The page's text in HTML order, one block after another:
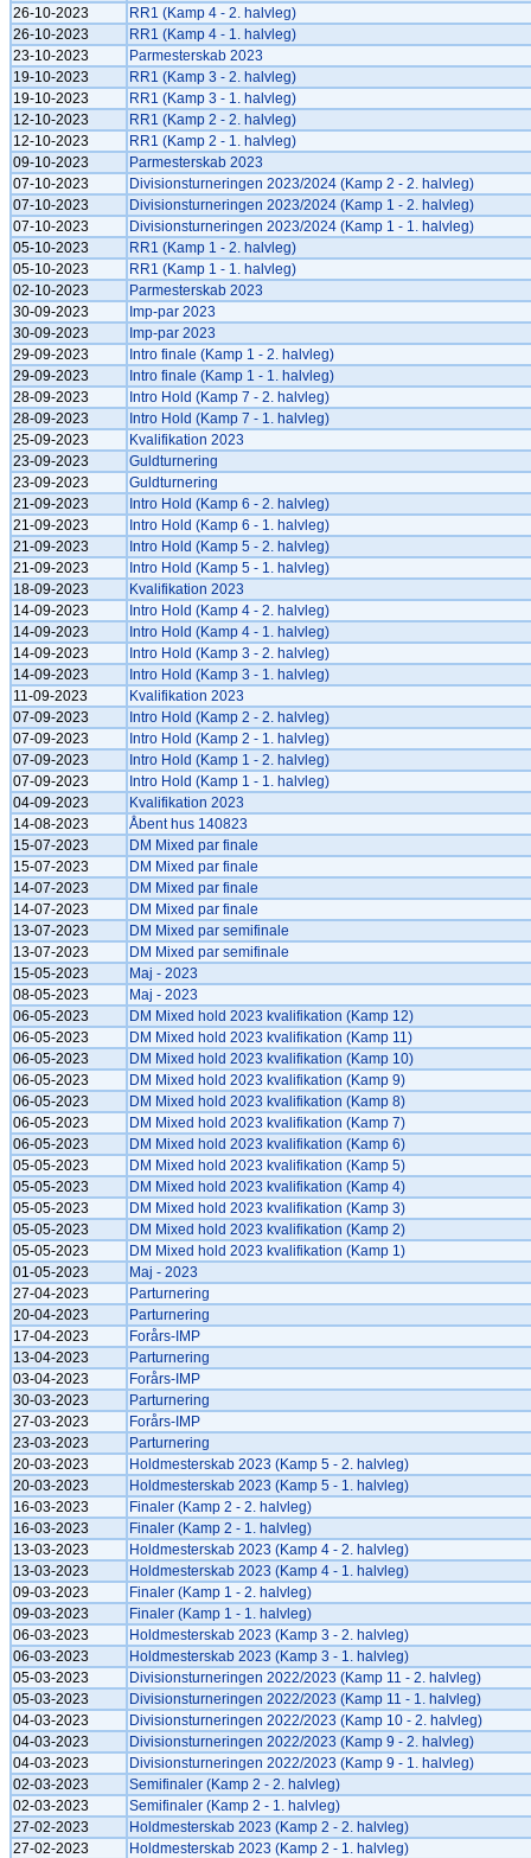
26-10-2023
RR1 (Kamp 4 - 2. halvleg)
26-10-2023
RR1 (Kamp 4 - 1. halvleg)
23-10-2023
Parmesterskab 2023
19-10-2023
RR1 (Kamp 3 - 2. halvleg)
19-10-2023
RR1 (Kamp 3 - 1. halvleg)
12-10-2023
RR1 (Kamp 2 - 2. halvleg)
12-10-2023
RR1 (Kamp 2 - 1. halvleg)
09-10-2023
Parmesterskab 2023
07-10-2023
Divisionsturneringen 2023/2024 (Kamp 2 - 2. halvleg)
07-10-2023
Divisionsturneringen 2023/2024 (Kamp 1 - 2. halvleg)
07-10-2023
Divisionsturneringen 2023/2024 (Kamp 1 - 1. halvleg)
05-10-2023
RR1 (Kamp 1 - 2. halvleg)
05-10-2023
RR1 (Kamp 1 - 1. halvleg)
02-10-2023
Parmesterskab 2023
30-09-2023
Imp-par 2023
30-09-2023
Imp-par 2023
29-09-2023
Intro finale (Kamp 1 - 2. halvleg)
29-09-2023
Intro finale (Kamp 1 - 1. halvleg)
28-09-2023
Intro Hold (Kamp 7 - 2. halvleg)
28-09-2023
Intro Hold (Kamp 7 - 1. halvleg)
25-09-2023
Kvalifikation 2023
23-09-2023
Guldturnering
23-09-2023
Guldturnering
21-09-2023
Intro Hold (Kamp 6 - 2. halvleg)
21-09-2023
Intro Hold (Kamp 6 - 1. halvleg)
21-09-2023
Intro Hold (Kamp 5 - 2. halvleg)
21-09-2023
Intro Hold (Kamp 5 - 1. halvleg)
18-09-2023
Kvalifikation 2023
14-09-2023
Intro Hold (Kamp 4 - 2. halvleg)
14-09-2023
Intro Hold (Kamp 4 - 1. halvleg)
14-09-2023
Intro Hold (Kamp 3 - 2. halvleg)
14-09-2023
Intro Hold (Kamp 3 - 1. halvleg)
11-09-2023
Kvalifikation 2023
07-09-2023
Intro Hold (Kamp 2 - 2. halvleg)
07-09-2023
Intro Hold (Kamp 2 - 1. halvleg)
07-09-2023
Intro Hold (Kamp 1 - 2. halvleg)
07-09-2023
Intro Hold (Kamp 1 - 1. halvleg)
04-09-2023
Kvalifikation 2023
14-08-2023
Åbent hus 140823
15-07-2023
DM Mixed par finale
15-07-2023
DM Mixed par finale
14-07-2023
DM Mixed par finale
14-07-2023
DM Mixed par finale
13-07-2023
DM Mixed par semifinale
13-07-2023
DM Mixed par semifinale
15-05-2023
Maj - 2023
08-05-2023
Maj - 2023
06-05-2023
DM Mixed hold 2023 kvalifikation (Kamp 12)
06-05-2023
DM Mixed hold 2023 kvalifikation (Kamp 11)
06-05-2023
DM Mixed hold 2023 kvalifikation (Kamp 10)
06-05-2023
DM Mixed hold 2023 kvalifikation (Kamp 9)
06-05-2023
DM Mixed hold 2023 kvalifikation (Kamp 8)
06-05-2023
DM Mixed hold 2023 kvalifikation (Kamp 7)
06-05-2023
DM Mixed hold 2023 kvalifikation (Kamp 6)
05-05-2023
DM Mixed hold 2023 kvalifikation (Kamp 5)
05-05-2023
DM Mixed hold 2023 kvalifikation (Kamp 4)
05-05-2023
DM Mixed hold 2023 kvalifikation (Kamp 3)
05-05-2023
DM Mixed hold 2023 kvalifikation (Kamp 2)
05-05-2023
DM Mixed hold 2023 kvalifikation (Kamp 1)
01-05-2023
Maj - 2023
27-04-2023
Parturnering
20-04-2023
Parturnering
17-04-2023
Forårs-IMP
13-04-2023
Parturnering
03-04-2023
Forårs-IMP
30-03-2023
Parturnering
27-03-2023
Forårs-IMP
23-03-2023
Parturnering
20-03-2023
Holdmesterskab 2023 (Kamp 5 - 2. halvleg)
20-03-2023
Holdmesterskab 2023 (Kamp 5 - 1. halvleg)
16-03-2023
Finaler (Kamp 2 - 2. halvleg)
16-03-2023
Finaler (Kamp 2 - 1. halvleg)
13-03-2023
Holdmesterskab 2023 (Kamp 4 - 2. halvleg)
13-03-2023
Holdmesterskab 2023 (Kamp 4 - 1. halvleg)
09-03-2023
Finaler (Kamp 1 - 2. halvleg)
09-03-2023
Finaler (Kamp 1 - 1. halvleg)
06-03-2023
Holdmesterskab 2023 (Kamp 3 - 2. halvleg)
06-03-2023
Holdmesterskab 2023 (Kamp 3 - 1. halvleg)
05-03-2023
Divisionsturneringen 2022/2023 (Kamp 11 - 2. halvleg)
05-03-2023
Divisionsturneringen 2022/2023 (Kamp 11 - 1. halvleg)
04-03-2023
Divisionsturneringen 2022/2023 (Kamp 10 - 2. halvleg)
04-03-2023
Divisionsturneringen 2022/2023 (Kamp 9 - 2. halvleg)
04-03-2023
Divisionsturneringen 2022/2023 (Kamp 9 - 1. halvleg)
02-03-2023
Semifinaler (Kamp 2 - 2. halvleg)
02-03-2023
Semifinaler (Kamp 2 - 1. halvleg)
27-02-2023
Holdmesterskab 2023 (Kamp 2 - 2. halvleg)
27-02-2023
Holdmesterskab 2023 (Kamp 2 - 1. halvleg)